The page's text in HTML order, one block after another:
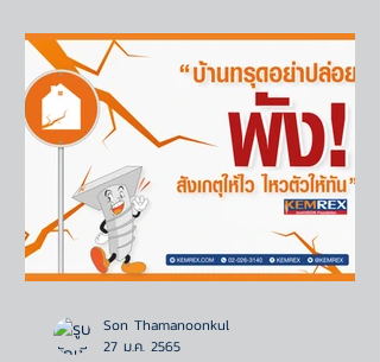
Son Thamanoonkul
27 ม.ค. 2565